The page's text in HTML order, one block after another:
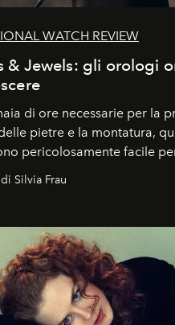
WATCH REVIEW
& Jewels: gli orologi
di ore necessarie per la
pietre e la montatura,
pericolosamente facile
del tempo. Ma con quadranti
Silvia Frau